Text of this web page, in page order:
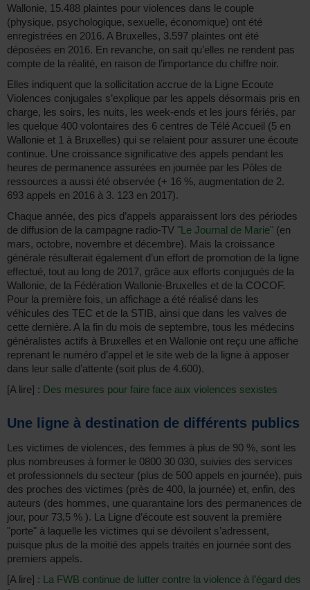
Wallonie, 15.488 plaintes pour violences dans le couple
(physique, psychologique, sexuelle, économique) ont été
enregistrées en 2016. A Bruxelles, 3.597 plaintes ont été
déposées en 2016. En revanche, on sait qu’elles ne rendent pas
compte de la réalité, en raison de l’importance du chiffre noir.
Elles indiquent que la sollicitation accrue de la Ligne Ecoute
Violences conjugales s’explique par les appels désormais pris en
charge, les soirs, les nuits, les week-ends et les jours fériés, par
les quelque 400 volontaires des 6 centres de Télé Accueil (5 en
Wallonie et 1 à Bruxelles) qui se relaient pour assurer une écoute
continue. Une croissance significative des appels pendant les
heures de permanence assurées en journée par les Pôles de
ressources a aussi été observée (+ 16 %, augmentation de 2.
693 appels en 2016 à 3. 123 en 2017).
Chaque année, des pics d’appels apparaissent lors des périodes
de diffusion de la campagne radio-TV "Le Journal de Marie" (en
mars, octobre, novembre et décembre). Mais la croissance
générale résulterait également d’un effort de promotion de la ligne
effectué, tout au long de 2017, grâce aux efforts conjugués de la
Wallonie, de la Fédération Wallonie-Bruxelles et de la COCOF.
Pour la première fois, un affichage a été réalisé dans les
véhicules des TEC et de la STIB, ainsi que dans les valves de
cette dernière. A la fin du mois de septembre, tous les médecins
généralistes actifs à Bruxelles et en Wallonie ont reçu une affiche
reprenant le numéro d’appel et le site web de la ligne à apposer
dans leur salle d’attente (soit plus de 4.600).
[A lire] : Des mesures pour faire face aux violences sexistes
Une ligne à destination de différents publics
Les victimes de violences, des femmes à plus de 90 %, sont les
plus nombreuses à former le 0800 30 030, suivies des services
et professionnels du secteur (plus de 500 appels en journée), puis
des proches des victimes (près de 400, la journée) et, enfin, des
auteurs (des hommes, une quarantaine lors des permanences de
jour, pour 73,5 % ). La Ligne d’écoute est souvent la première
"porte" à laquelle les victimes qui se dévoilent s’adressent,
puisque plus de la moitié des appels traités en journée sont des
premiers appels.
[A lire] : La FWB continue de lutter contre la violence à l’égard des